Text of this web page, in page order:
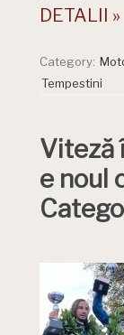
DETALII »
Category:
Tempestini
Viteză
e noul